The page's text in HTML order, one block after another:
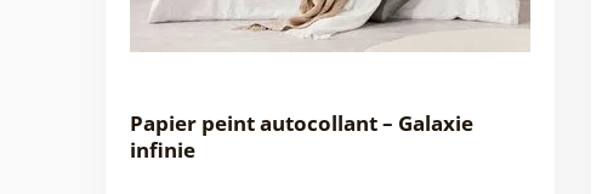
Papier peint autocollant – Galaxie
infinie